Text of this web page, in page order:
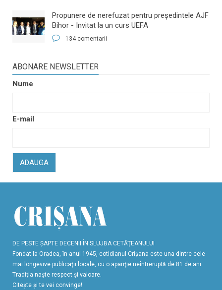
​Propunere de nerefuzat pentru preşedintele AJF
Bihor - Invitat la un curs UEFA
134 comentarii
ABONARE NEWSLETTER
Nume
E-mail
ADAUGA
DE PESTE ŞAPTE DECENII ÎN SLUJBA CETĂŢEANULUI
Fondat la Oradea, în anul 1945, cotidianul Crişana este una dintre cele
mai longevive publicaţii locale, cu o apariţie neîntreruptă de 81 de ani.
Tradiţia naşte respect şi valoare.
Citeşte şi te vei convinge!